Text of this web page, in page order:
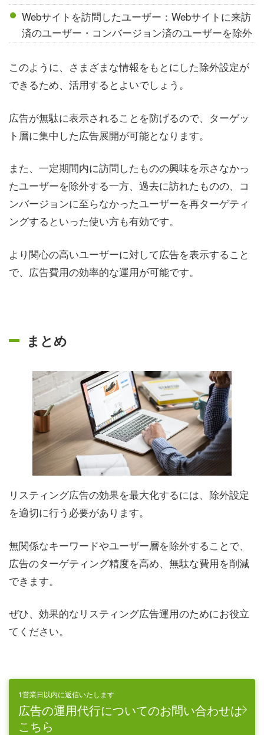
Webサイトを訪問したユーザー：Webサイトに来訪
済のユーザー・コンバージョン済のユーザーを除外
このように、さまざまな情報をもとにした除外設定が
できるため、活用するとよいでしょう。
広告が無駄に表示されることを防げるので、ターゲッ
ト層に集中した広告展開が可能となります。
また、一定期間内に訪問したものの興味を示さなかっ
たユーザーを除外する一方、過去に訪れたものの、コ
ンバージョンに至らなかったユーザーを再ターゲティ
ングするといった使い方も有効です。
より関心の高いユーザーに対して広告を表示すること
で、広告費用の効率的な運用が可能です。
まとめ
リスティング広告の効果を最大化するには、除外設定
を適切に行う必要があります。
無関係なキーワードやユーザー層を除外することで、
広告のターゲティング精度を高め、無駄な費用を削減
できます。
ぜひ、効果的なリスティング広告運用のためにお役立
てください。
1営業日以内に返信いたします
広告の運用代行についてのお問い合わせは
こちら